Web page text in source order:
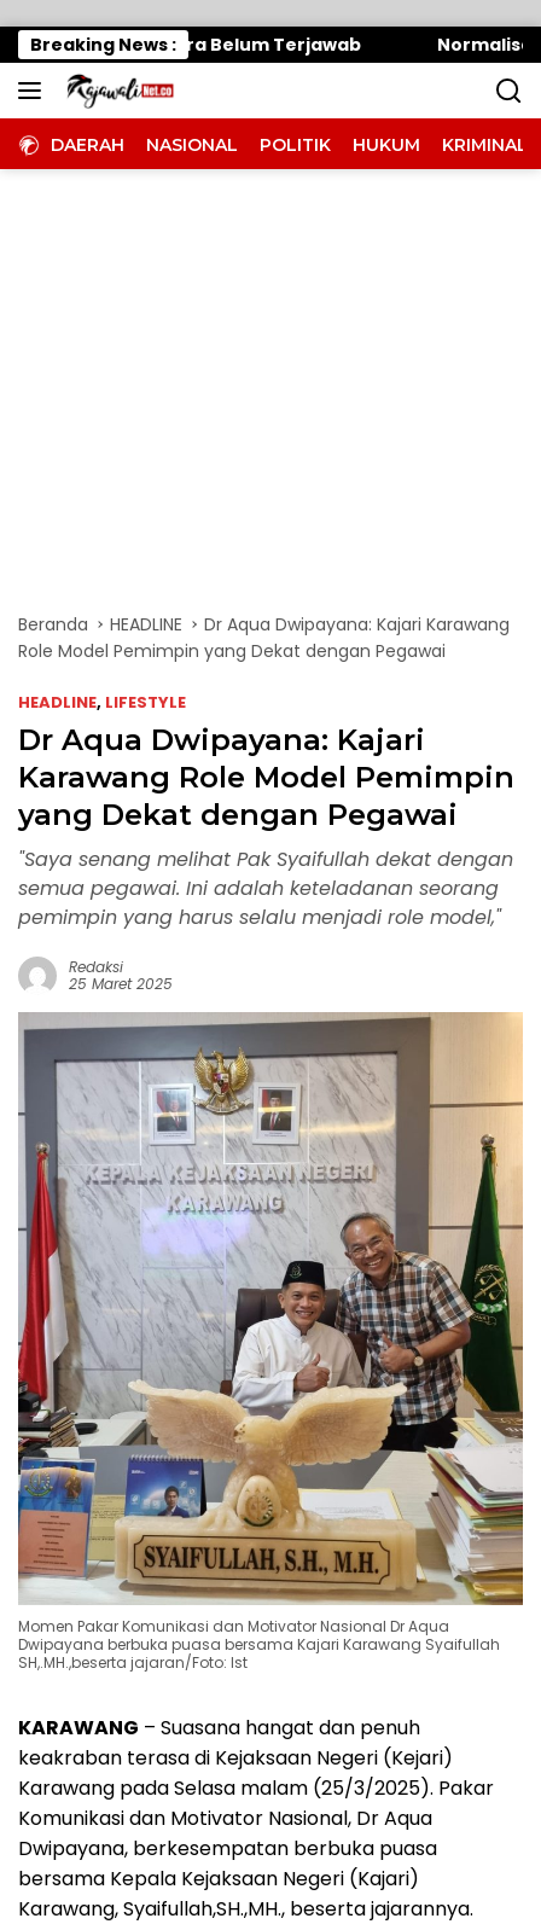
Breaking News :
Panitera Belum Terjawab Normalisasi
DAERAH NASIONAL POLITIK HUKUM KRIMINAL
Beranda HEADLINE
Dr Aqua Dwipayana: Kajari Karawang
Role Model Pemimpin yang Dekat dengan Pegawai
HEADLINE, LIFESTYLE
Dr Aqua Dwipayana: Kajari
Karawang Role Model Pemimpin
yang Dekat dengan Pegawai
"Saya senang melihat Pak Syaifullah dekat dengan
semua pegawai. Ini adalah keteladanan seorang
pemimpin yang harus selalu menjadi role model,"
Redaksi
25 Maret 2025
Momen Pakar Komunikasi dan Motivator Nasional Dr Aqua
Dwipayana berbuka puasa bersama Kajari Karawang Syaifullah
SH,.MH.,beserta jajaran/Foto: Ist
KARAWANG – Suasana hangat dan penuh
keakraban terasa di Kejaksaan Negeri (Kejari)
Karawang pada Selasa malam (25/3/2025). Pakar
Komunikasi dan Motivator Nasional, Dr Aqua
Dwipayana, berkesempatan berbuka puasa
bersama Kepala Kejaksaan Negeri (Kajari)
Karawang, Syaifullah,SH.,MH., beserta jajarannya.